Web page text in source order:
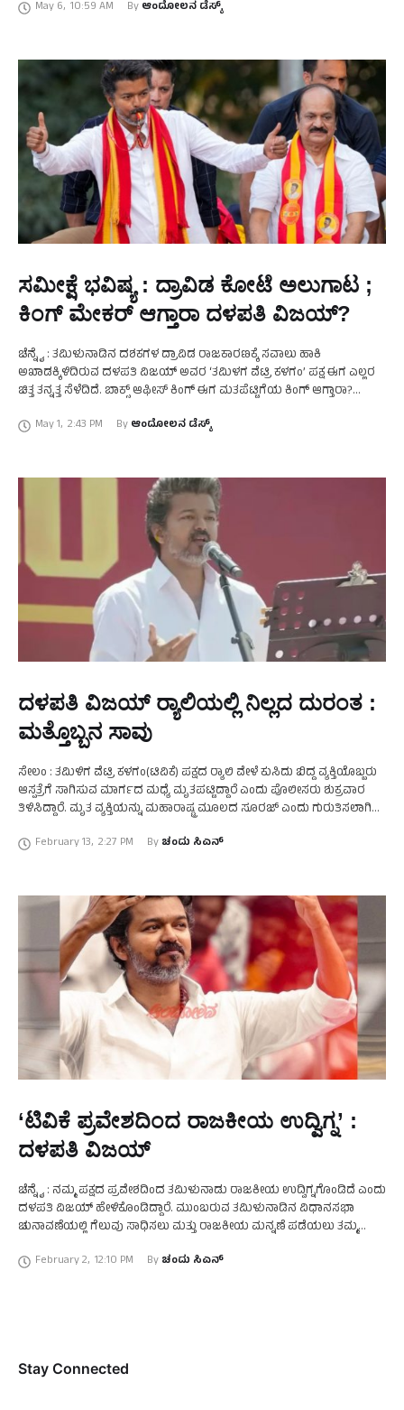
May 6, 10:59 AM By ಆಂದೋಲನ ಡೆಸ್ಕ್
ಸಮೀಕ್ಷೆ ಭವಿಷ್ಯ : ದ್ರಾವಿಡ ಕೋಟೆ ಅಲುಗಾಟ ;
ಕಿಂಗ್‌ ಮೇಕರ್‌ ಆಗ್ತಾರಾ ದಳಪತಿ ವಿಜಯ್?‌
ಚೆನ್ನೈ : ತಮಿಳುನಾಡಿನ ದಶಕಗಳ ದ್ರಾವಿಡ ರಾಜಕಾರಣಕ್ಕೆ ಸವಾಲು ಹಾಕಿ
ಅಖಾಡಕ್ಕಿಳಿದಿರುವ ದಳಪತಿ ವಿಜಯ್ ಅವರ ‘ತಮಿಳಗ ವೆಟ್ರಿ ಕಳಗಂ’ ಪಕ್ಷ ಈಗ ಎಲ್ಲರ
ಚಿತ್ತ ತನ್ನತ್ತ ಸೆಳೆದಿದೆ. ಬಾಕ್ಸ್ ಆಫೀಸ್ ಕಿಂಗ್ ಈಗ ಮತಪೆಟ್ಟಿಗೆಯ ಕಿಂಗ್ ಆಗ್ತಾರಾ?
May 1, 2:43 PM By ಆಂದೋಲನ ಡೆಸ್ಕ್
ದಳಪತಿ ವಿಜಯ್‌ ರ‍್ಯಾಲಿಯಲ್ಲಿ ನಿಲ್ಲದ ದುರಂತ :
ಮತ್ತೊಬ್ಬನ ಸಾವು
ಸೇಲಂ : ತಮಿಳಿಗ ವೆಟ್ರಿ ಕಳಗಂ(ಟಿವಿಕೆ) ಪಕ್ಷದ ರ‍್ಯಾಲಿ ವೇಳೆ ಕುಸಿದು ಬಿದ್ದ ವ್ಯಕ್ತಿಯೊಬ್ಬರು
ಆಸ್ಪತ್ರೆಗೆ ಸಾಗಿಸುವ ಮಾರ್ಗದ ಮಧ್ಯೆ ಮೃತಪಟ್ಟಿದ್ದಾರೆ ಎಂದು ಪೊಲೀಸರು ಶುಕ್ರವಾರ
ತಿಳಿಸಿದ್ದಾರೆ. ಮೃತ ವ್ಯಕ್ತಿಯನ್ನು ಮಹಾರಾಷ್ಟ್ರ ಮೂಲದ ಸೂರಜ್ ಎಂದು ಗುರುತಿಸಲಾಗಿದೆ.
February 13, 2:27 PM By ಚಂದು ಸಿಎನ್
‘ಟಿವಿಕೆ ಪ್ರವೇಶದಿಂದ ರಾಜಕೀಯ ಉದ್ವಿಗ್ನ’ :
ದಳಪತಿ ವಿಜಯ್‌
ಚೆನ್ನೈ : ನಮ್ಮ ಪಕ್ಷದ ಪ್ರವೇಶದಿಂದ ತಮಿಳುನಾಡು ರಾಜಕೀಯ ಉದ್ವಿಗ್ನಗೊಂಡಿದೆ ಎಂದು
ದಳಪತಿ ವಿಜಯ್ ಹೇಳಿಕೊಂಡಿದ್ದಾರೆ. ಮುಂಬರುವ ತಮಿಳುನಾಡಿನ ವಿಧಾನಸಭಾ
ಚುನಾವಣೆಯಲ್ಲಿ ಗೆಲುವು ಸಾಧಿಸಲು ಮತ್ತು ರಾಜಕೀಯ ಮನ್ನಣೆ ಪಡೆಯಲು ತಮ್ಮ
February 2, 12:10 PM By ಚಂದು ಸಿಎನ್
Stay Connected​